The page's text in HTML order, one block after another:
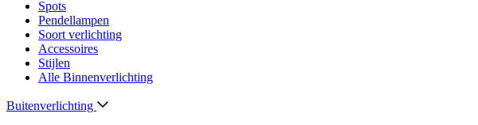
Spots
Pendellampen
Soort verlichting
Accessoires
Stijlen
Alle Binnenverlichting
Buitenverlichting